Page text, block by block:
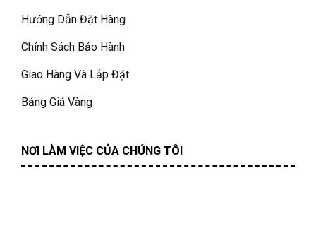
Hướng Dẫn Đặt Hàng
Chính Sách Bảo Hành
Giao Hàng Và Lắp Đặt
Bảng Giá Vàng
NƠI LÀM VIỆC CỦA CHÚNG TÔI